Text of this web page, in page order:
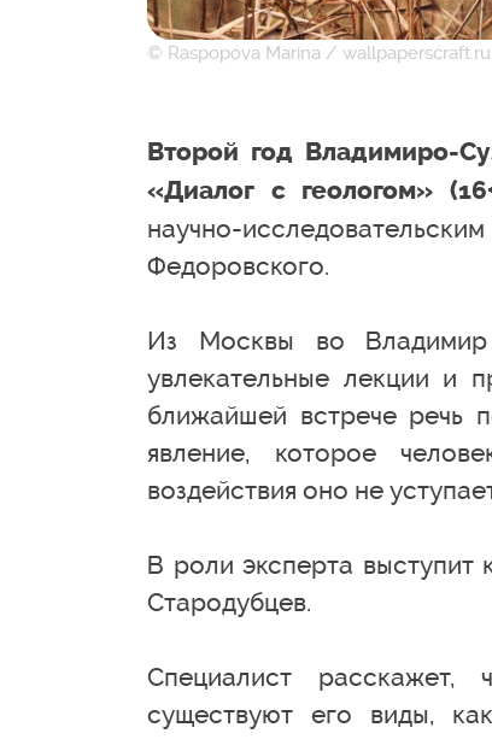
© Raspopova Marina / wallpaperscraft.ru
Второй год Владимиро-
«Диалог с геологом»
научно-
Федоровского.
Из Москвы во
увлекательные лекции и
ближайшей встрече речь
явление, которое
воздействия оно не
В роли эксперта выступит
Стародубцев.
Специалист расскажет,
существуют его виды,